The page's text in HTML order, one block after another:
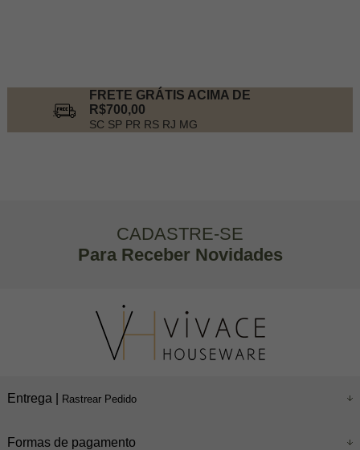
FRETE GRÁTIS ACIMA DE
R$700,00
SC SP PR RS RJ MG
CADASTRE-SE
Para Receber Novidades
Entrega | Rastrear Pedido
Formas de pagamento